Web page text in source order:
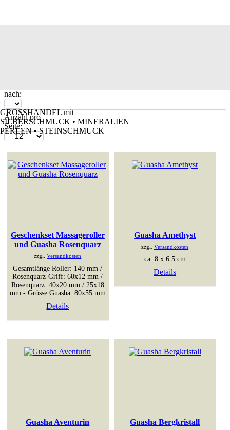
GROSSHANDEL mit
SILBERSCHMUCK • MINERALIEN
PERLEN • STEINSCHMUCK
nach:
Anzahl pro
Seite:
Geschenkset Massageroller
und Guasha Rosenquarz
zzgl.Versandkosten
Gesamtlänge Roller: 140 mm /
Rosenquarz-Griff: 60x12 mm /
Rosenquarz: 40x20 mm / 25x18
mm - Grösse Guasha: 80x55 mm
Details
Guasha Amethyst
zzgl.Versandkosten
ca. 8 x 6.5 cm
Details
Guasha Aventurin Guasha Bergkristall